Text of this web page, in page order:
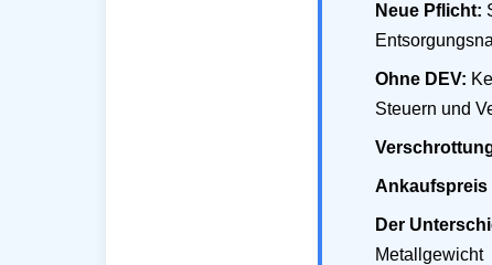
Neue Pflicht:
Ohne DEV:
Steuern und
Ankaufspreis
Der
Metallgewicht